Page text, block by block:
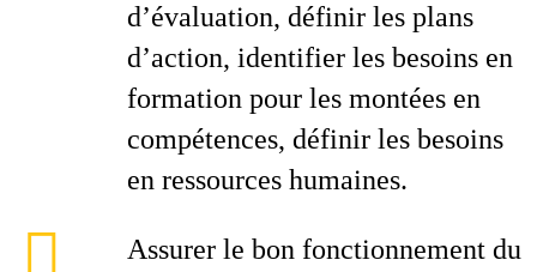
d’évaluation, définir les plans
d’action, identifier les besoins en
formation pour les montées en
compétences, définir les besoins
en ressources humaines.
Assurer le bon fonctionnement du